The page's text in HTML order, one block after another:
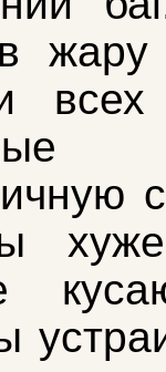
жару